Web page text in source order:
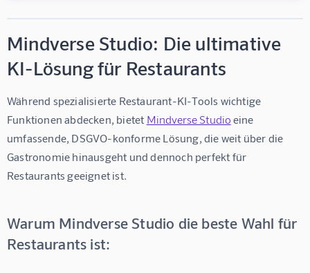
Mindverse Studio: Die ultimative
KI-Lösung für Restaurants
Während spezialisierte Restaurant-KI-Tools wichtige
Funktionen abdecken, bietet Mindverse Studio eine
umfassende, DSGVO-konforme Lösung, die weit über die
Gastronomie hinausgeht und dennoch perfekt für
Restaurants geeignet ist.
Warum Mindverse Studio die beste Wahl für
Restaurants ist: